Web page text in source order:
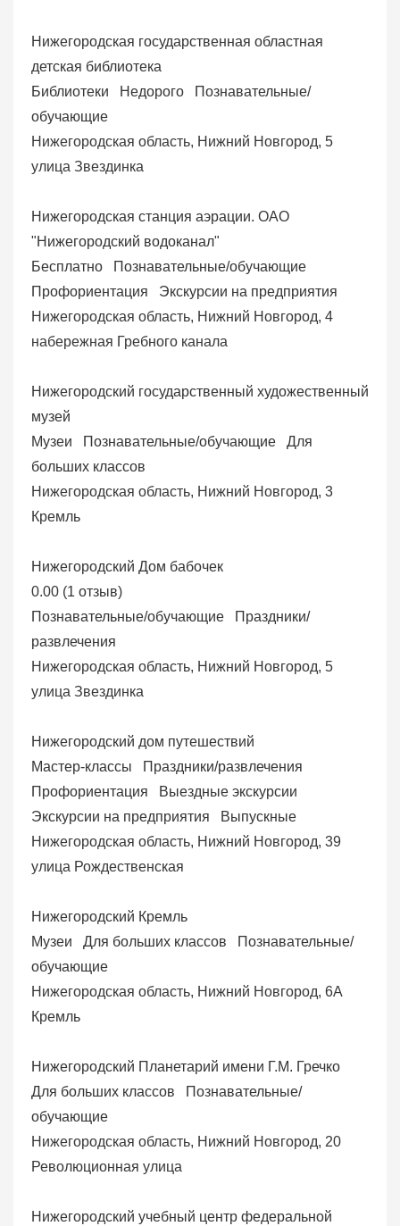
Нижегородская государственная областная
детская библиотека
Библиотеки
Недорого
Познавательные/
обучающие
Нижегородская область, Нижний Новгород, 5
улица Звездинка
Нижегородская станция аэрации. ОАО
"Нижегородский водоканал"
Бесплатно
Познавательные/обучающие
Профориентация
Экскурсии на предприятия
Нижегородская область, Нижний Новгород, 4
набережная Гребного канала
Нижегородский государственный художественный
музей
Музеи
Познавательные/обучающие
Для
больших классов
Нижегородская область, Нижний Новгород, 3
Кремль
Нижегородский Дом бабочек
0.00 (1 отзыв)
Познавательные/обучающие
Праздники/
развлечения
Нижегородская область, Нижний Новгород, 5
улица Звездинка
Нижегородский дом путешествий
Мастер-классы
Праздники/развлечения
Профориентация
Выездные экскурсии
Экскурсии на предприятия
Выпускные
Нижегородская область, Нижний Новгород, 39
улица Рождественская
Нижегородский Кремль
Музеи
Для больших классов
Познавательные/
обучающие
Нижегородская область, Нижний Новгород, 6А
Кремль
Нижегородский Планетарий имени Г.М. Гречко
Для больших классов
Познавательные/
обучающие
Нижегородская область, Нижний Новгород, 20
Революционная улица
Нижегородский учебный центр федеральной